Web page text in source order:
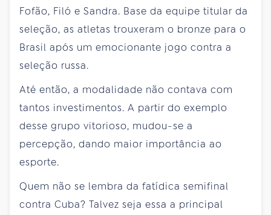
Fofão, Filó e Sandra. Base da equipe titular da
seleção, as atletas trouxeram o bronze para o
Brasil após um emocionante jogo contra a
seleção russa.
Até então, a modalidade não contava com
tantos investimentos. A partir do exemplo
desse grupo vitorioso, mudou-se a
percepção, dando maior importância ao
esporte.
Quem não se lembra da fatídica semifinal
contra Cuba? Talvez seja essa a principal